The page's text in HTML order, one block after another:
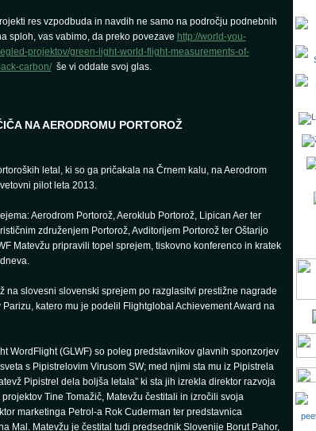
res vzpodbuda in navdih ne samo na področju podnebnih
sploh, vas vabimo, da preko povezave http://world-you-
projektov/green-light-world-flight-measurements-of-
carbon/še vi oddate svoj glas.
NA AERODROMU PORTOROŽ
letal, ki so ga pričakala na Črnem kalu, na Aerodrom
pilot leta 2013.
Aerodrom Portorož, Aeroklub Portorož, Lipican Aer ter
združenjem Portorož, Avditorijem Portorož ter Oštarijo
Matevžu pripravili topel sprejem, tiskovno konferenco in kratek
na slovesni slovenski sprejem po razglasitvi prestižne nagrade
Parizu, katero mu je podelil Flightglobal Achievement Award na
WordFlight (GLWF) so poleg predstavnikov glavnih sponzorjev
s Pipistrelovim Virusom SW; med njimi sta mu iz Pipistrela
Pipistrel dela boljša letala” ki sta jih izrekla direktor razvoja
Tine Tomažič, Matevžu čestitali in izročili svoja
marketinga Petrol-a Rok Cuderman ter predstavnica
Mal. Matevžu je čestital tudi predsednik Slovenije Borut Pahor,